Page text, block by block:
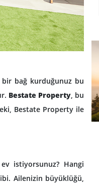
bir bağ kurduğunuz bu
Bestate Property, bu
Bestate Property ile
istiyorsunuz? Hangi
Ailenizin büyüklüğü,